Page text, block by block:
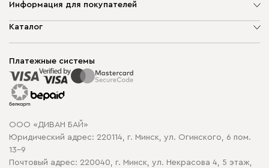
Информация для покупателей
О компании
Способы оплаты
Рассрочка и кредит
Гарантия
Карта сайта
Политика конфиденциальности
Политика в отношении обработки cookie
Каталог
Корпусная мебель
Распродажа мебели
Платежные системы
ООО «ДИВАН БАЙ»
Юридический адрес: 220114, г. Минск, ул. Огинского, 6 пом.
13-9
Почтовый адрес: 220040, г. Минск, ул. Некрасова 4, 5 этаж,